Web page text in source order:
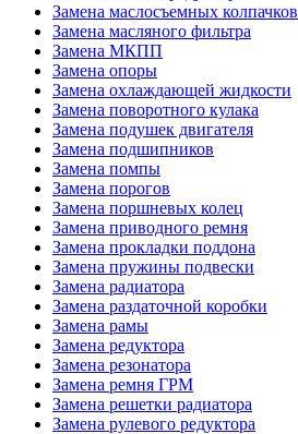
Замена маслосъемных колпачков
Замена масляного фильтра
Замена МКПП
Замена опоры
Замена охлаждающей жидкости
Замена поворотного кулака
Замена подушек двигателя
Замена подшипников
Замена помпы
Замена порогов
Замена поршневых колец
Замена приводного ремня
Замена прокладки поддона
Замена пружины подвески
Замена радиатора
Замена раздаточной коробки
Замена рамы
Замена редуктора
Замена резонатора
Замена ремня ГРМ
Замена решетки радиатора
Замена рулевого редуктора